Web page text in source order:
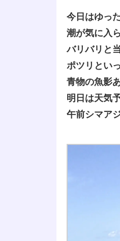
今日はゆっ
潮が気に入
バリバリと
ポツリとい
青物の魚影
明日は天気
午前シマア